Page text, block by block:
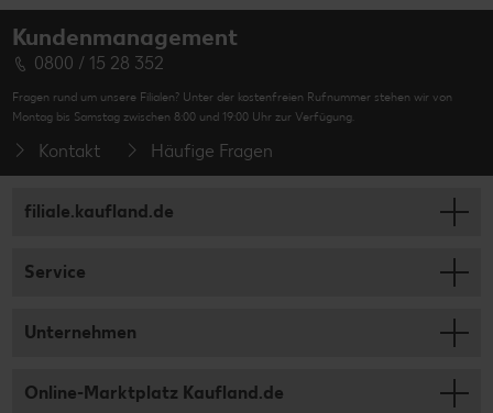
Kundenmanagement
0800 / 15 28 352
Fragen rund um unsere Filialen? Unter der kostenfreien Rufnummer stehen wir von
Montag bis Samstag zwischen 8:00 und 19:00 Uhr zur Verfügung.
Kontakt Häufige Fragen
filiale.kaufland.de
Service
Unternehmen
Online-Marktplatz Kaufland.de